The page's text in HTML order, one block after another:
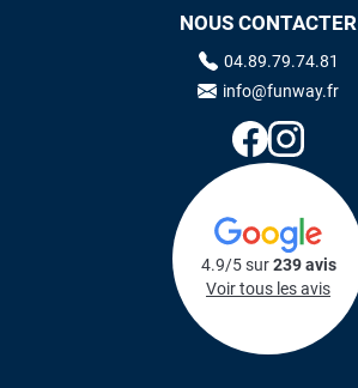
NOUS CONTACTER
04.89.79.74.81
info@funway.fr
4.9/5 sur239 avis
Voir tous les avis